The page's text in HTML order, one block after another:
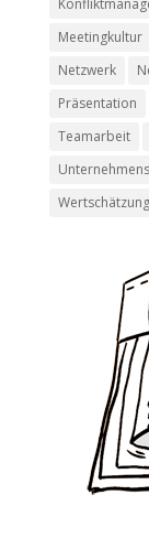
Meetingkultur
Netzwerk
Präsentation
Teamarbeit
Wertschätzung